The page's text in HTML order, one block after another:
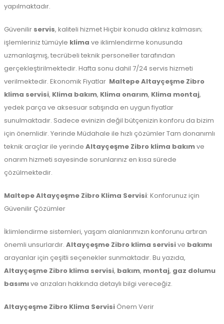
yapılmaktadır.
Güvenilir servis, kaliteli hizmet Hiçbir konuda aklınız kalmasın;
işlemleriniz tümüyle klima ve iklimlendirme konusunda
uzmanlaşmış, tecrübeli teknik personeller tarafından
gerçekleştirilmektedir. Hafta sonu dahil 7/24 servis hizmeti
verilmektedir. Ekonomik Fiyatlar MaltepeAltayçeşme Zibro
klima servisi, Klima bakım, Klima onarım, Klima montaj,
yedek parça ve aksesuar satışında en uygun fiyatlar
sunulmaktadır. Sadece evinizin değil bütçenizin konforu da bizim
için önemlidir. Yerinde Müdahale ile hızlı çözümler Tam donanımlı
teknik araçlar ile yerinde Altayçeşme Zibro klima bakımve
onarım hizmeti sayesinde sorunlarınız en kısa sürede
çözülmektedir.
MaltepeAltayçeşme Zibro Klima Servisi: Konforunuz için
Güvenilir Çözümler
İklimlendirme sistemleri, yaşam alanlarımızın konforunu artıran
önemli unsurlardır. Altayçeşme Zibro klima servisive bakımı
arayanlar için çeşitli seçenekler sunmaktadır. Bu yazıda,
Altayçeşme Zibro klima servisi, bakım, montaj, gaz dolumu
basımıve arızaları hakkında detaylı bilgi vereceğiz.
Altayçeşme Zibro Klima Servisi Önem Verir